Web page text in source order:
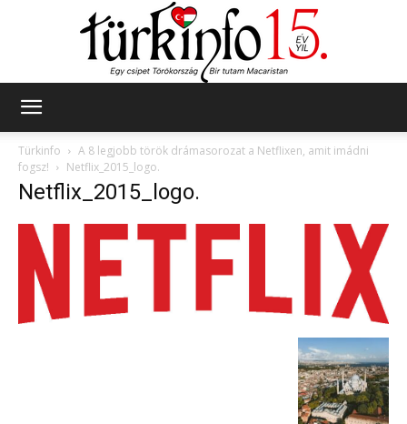
Türkinfo
A 8 legjobb török drámasorozat a Netflixen, amit imádni
fogsz!
Netflix_2015_logo.
Netflix_2015_logo.